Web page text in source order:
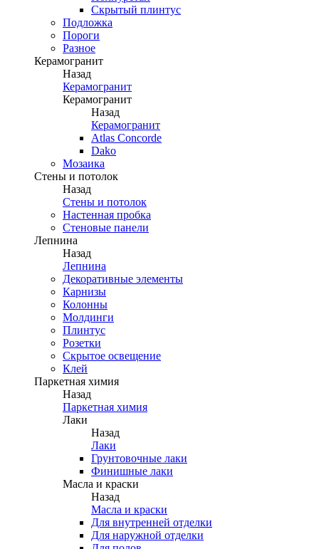
Скрытый плинтус
Подложка
Пороги
Разное
Керамогранит
Назад
Керамогранит
Керамогранит
Назад
Керамогранит
Atlas Concorde
Dako
Мозаика
Стены и потолок
Назад
Стены и потолок
Настенная пробка
Стеновые панели
Лепнина
Назад
Лепнина
Декоративные элементы
Карнизы
Колонны
Молдинги
Плинтус
Розетки
Скрытое освещение
Клей
Паркетная химия
Назад
Паркетная химия
Лаки
Назад
Лаки
Грунтовочные лаки
Финишные лаки
Масла и краски
Назад
Масла и краски
Для внутренней отделки
Для наружной отделки